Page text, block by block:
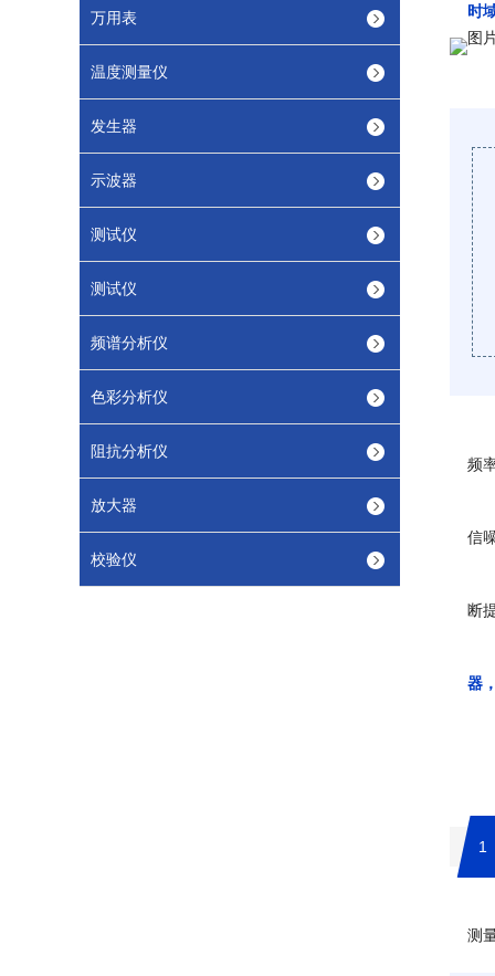
万用表
温度测量仪
发生器
示波器
测试仪
测试仪
频谱分析仪
色彩分析仪
阻抗分析仪
放大器
校验仪
时
频
信
断
器
1
测